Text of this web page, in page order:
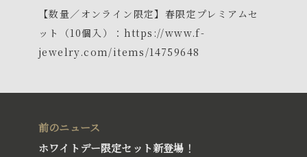
【数量／オンライン限定】春限定プレミアムセ
ット（10個入）： https://www.f-
jewelry.com/items/14759648
前のニュース
ホワイトデー限定セット新登場！